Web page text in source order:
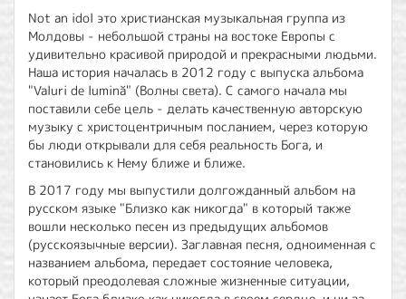
Not an idol это христианская музыкальная группа из
Молдовы - небольшой страны на востоке Европы с
удивительно красивой природой и прекрасными людьми.
Наша история началась в 2012 году с выпуска альбома
"Valuri de lumină" (Волны света). С самого начала мы
поставили себе цель - делать качественную авторскую
музыку с христоцентричным посланием, через которую
бы люди открывали для себя реальность Бога, и
становились к Нему ближе и ближе.
В 2017 году мы выпустили долгожданный альбом на
русском языке "Близко как никогда" в который также
вошли несколько песен из предыдущих альбомов
(русскоязычные версии). Заглавная песня, одноименная с
названием альбома, передает состояние человека,
который преодолевая сложные жизненные ситуации,